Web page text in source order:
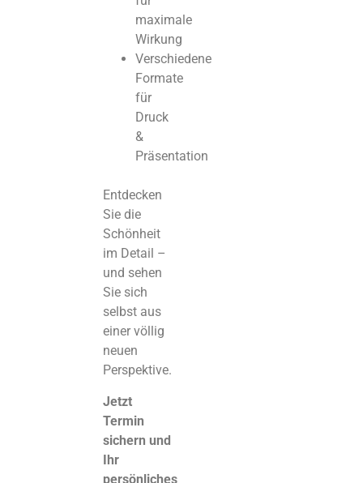
maximale
Wirkung
Verschiedene
Formate
für
Druck
&
Präsentation
Entdecken
Sie die
Schönheit
im Detail –
und sehen
Sie sich
selbst aus
einer völlig
neuen
Perspektive.
Jetzt
Termin
sichern und
Ihr
persönliches